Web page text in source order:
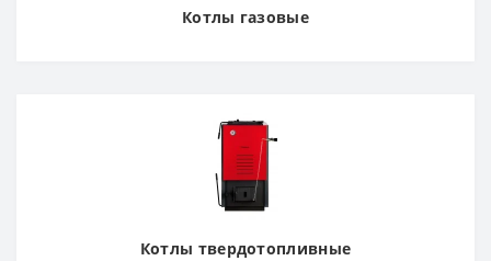
Котлы газовые
Котлы твердотопливные